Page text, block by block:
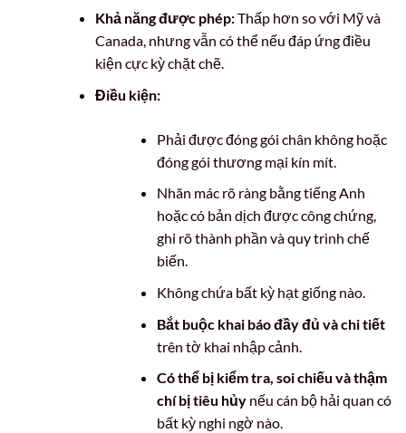
Khả năng được phép:Thấp hơn so với Mỹ và
Canada, nhưng vẫn có thể nếu đáp ứng điều
kiện cực kỳ chặt chẽ.
Điều kiện:
Phải được đóng gói chân không hoặc
đóng gói thương mại kín mít.
Nhãn mác rõ ràng bằng tiếng Anh
hoặc có bản dịch được công chứng,
ghi rõ thành phần và quy trình chế
biến.
Không chứa bất kỳ hạt giống nào.
Bắt buộc khai báo đầy đủ và chi tiết
trên tờ khai nhập cảnh.
Có thể bị kiểm tra, soi chiếu và thậm
chí bị tiêu hủy nếu cán bộ hải quan có
bất kỳ nghi ngờ nào.